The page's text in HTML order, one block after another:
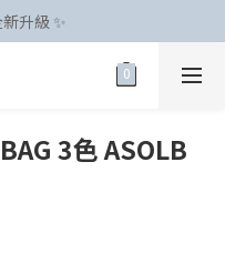
升級 ✨
3色 ASOLB